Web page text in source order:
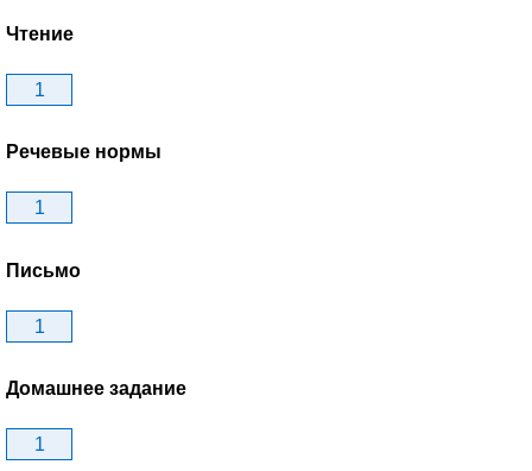
Чтение
1
Речевые нормы
1
Письмо
1
Домашнее задание
1